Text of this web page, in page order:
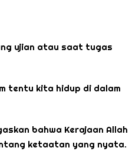
ujian atau saat tugas
tentu kita hidup di dalam
bahwa Kerajaan Allah
ketaatan yang nyata.